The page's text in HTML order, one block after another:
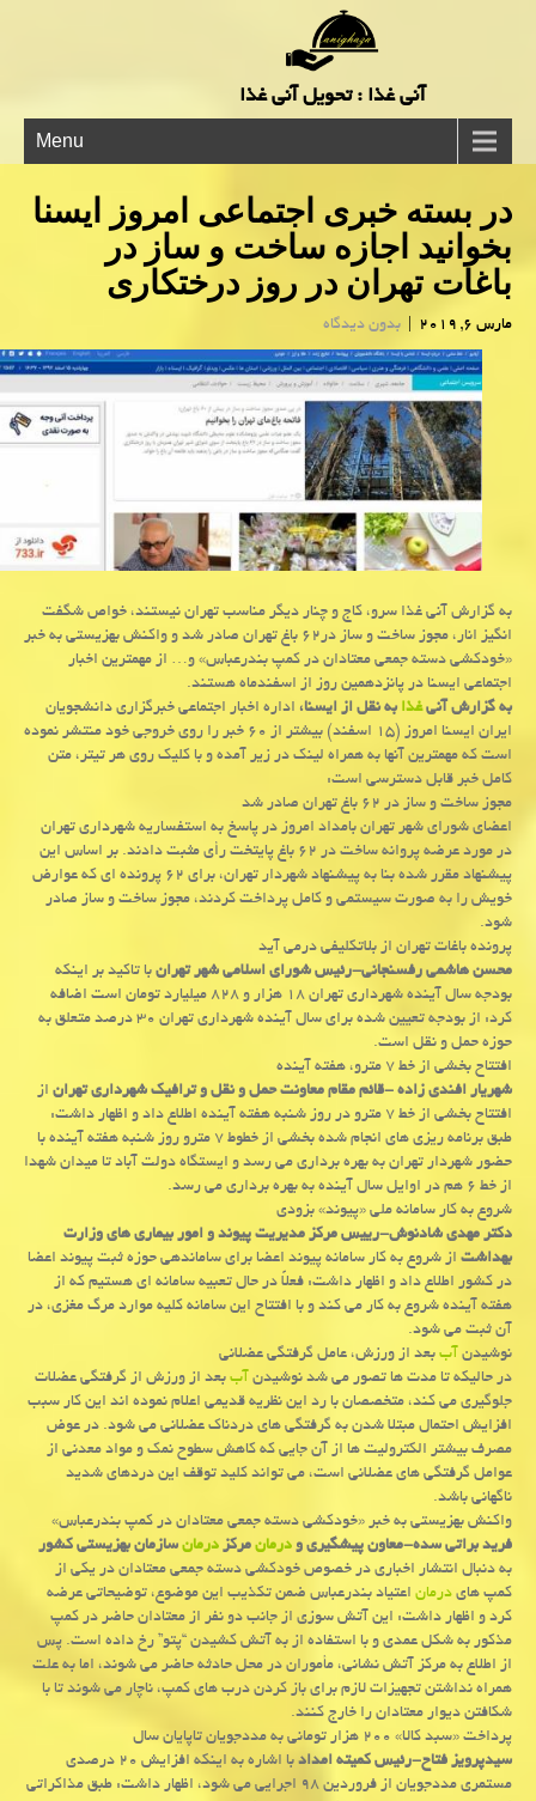
آنی غذا : تحویل آنی غذا
Menu
در بسته خبری اجتماعی امروز ایسنا
بخوانید اجازه ساخت و ساز در
باغات تهران در روز درختكاری
مارس 6, 2019 | بدون دیدگاه
به گزارش آنی غذا سرو، كاج و چنار دیگر مناسب تهران نیستند، خواص شگفت
انگیز انار، مجوز ساخت و ساز در۶۲ باغ تهران صادر شد و واكنش بهزیستی به خبر
«خودكشی دسته جمعی معتادان در كمپ بندرعباس» و… از مهمترین اخبار
اجتماعی ایسنا در پانزدهمین روز از اسفندماه هستند.
به گزارش آنیغذابه نقل از ایسنا،اداره اخبار اجتماعی خبرگزاری دانشجویان
ایران ایسنا امروز (۱۵ اسفند) بیشتر از ۶۰ خبر را روی خروجی خود منتشر نموده
است كه مهمترین آنها به همراه لینك در زیر آمده و با كلیك روی هر تیتر، متن
كامل خبر قابل دسترسی است:
مجوز ساخت و ساز در ۶۲ باغ تهران صادر شد
اعضای شورای شهر تهران بامداد امروز در پاسخ به استفساریه شهرداری تهران
در مورد عرضه پروانه ساخت در ۶۲ باغ پایتخت رأی مثبت دادند. ‎بر اساس این
پیشنهاد مقرر شده بنا به پیشنهاد شهردار تهران، برای ۶۲ پرونده ای كه عوارض
خویش را به صورت سیستمی و كامل پرداخت كردند، مجوز ساخت و ساز صادر
شود.
پرونده باغات تهران از بلاتكلیفی درمی آید
محسن هاشمی رفسنجانی-رئیس شورای اسلامی شهر تهرانبا تاكید بر اینكه
بودجه سال آینده شهرداری تهران ۱۸ هزار و ۸۲۸ میلیارد تومان است اضافه
كرد: از بودجه تعیین شده برای سال آینده شهرداری تهران ۳۰ درصد متعلق به
حوزه حمل و نقل است.
افتتاح بخشی از خط ۷ مترو، هفته آینده
شهریار افندی زاده -قائم مقام معاونت حمل و نقل و ترافیك شهرداری تهراناز
افتتاح بخشی از خط ۷ مترو در روز شنبه هفته آینده اطلاع داد و اظهار داشت:
طبق برنامه ریزی های انجام شده بخشی از خطوط ۷ مترو روز شنبه هفته آینده با
حضور شهردار تهران به بهره برداری می رسد و ایستگاه دولت آباد تا میدان شهدا
از خط ۶ هم در اوایل سال آینده به بهره برداری می رسد.
شروع به كار سامانه ملی «پیوند» بزودی
دكتر مهدی شادنوش-رییس مركز مدیریت پیوند و امور بیماری های وزارت
بهداشتاز شروع به كار سامانه پیوند اعضا برای ساماندهی حوزه ثبت پیوند اعضا
در كشور اطلاع داد و اظهار داشت: فعلاً در حال تعبیه سامانه ای هستیم كه از
هفته آینده شروع به كار می كند و با افتتاح این سامانه كلیه موارد مرگ مغزی، در
آن ثبت می شود.
نوشیدنآببعد از ورزش، عامل گرفتگی عضلانی
در حالیكه تا مدت ها تصور می شد نوشیدنآببعد از ورزش از گرفتگی عضلات
جلوگیری می كند، متخصصان با رد این نظریه قدیمی اعلام نموده اند این كار سبب
افزایش احتمال مبتلا شدن به گرفتگی های دردناك عضلانی می شود. در عوض
مصرف بیشتر الكترولیت ها از آن جایی كه كاهش سطوح نمك و مواد معدنی از
عوامل گرفتگی های عضلانی است، می تواند كلید توقف این دردهای شدید
ناگهانی باشد.
واكنش بهزیستی به خبر «خودكشی دسته جمعی معتادان در كمپ بندرعباس»
فرید براتی سده-معاون پیشگیری ودرمانمركزدرمانسازمان بهزیستی كشور
به دنبال انتشار اخباری در خصوص خودكشی دسته جمعی معتادان در یكی از
كمپ هایدرماناعتیاد بندرعباس ضمن تكذیب این موضوع، توضیحاتی عرضه
كرد و اظهار داشت: این آتش سوزی از جانب دو نفر از معتادان حاضر در كمپ
مذكور به شكل عمدی و با استفاده از به آتش كشیدن “پتو” رخ داده است. پس
از اطلاع به مركز آتش نشانی، مأموران در محل حادثه حاضر می شوند، اما به علت
همراه نداشتن تجهیزات لازم برای باز كردن درب های كمپ، ناچار می شوند تا با
شكافتن دیوار معتادان را خارج كنند.
پرداخت «سبد كالا» ۲۰۰ هزار تومانی به مددجویان تاپایان سال
سیدپرویز فتاح-رئیس كمیته امداد
با اشاره به اینكه افزایش ۲۰ درصدی
مستمری مددجویان از فروردین ۹۸ اجرایی می شود، اظهار داشت: طبق مذاكراتی